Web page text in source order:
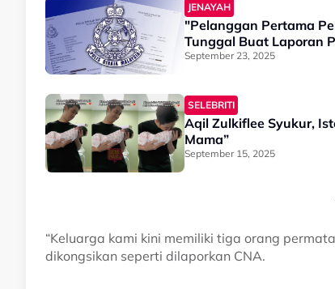
JENAYAH
"Pelanggan Pertama
Tunggal Buat Laporan
September 23, 2025
SELEBRITI
Aqil Zulkiflee Syukur,
Mama”
September 15, 2025
“Keluarga kami kini memiliki tiga orang
dikongsikan seperti dilaporkan CNA.